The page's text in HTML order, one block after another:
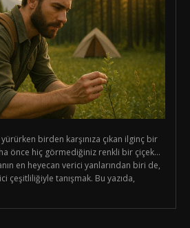
birden karşınıza çıkan ilginç bir
önce hiç görmediğiniz renkli bir çiçek…
en heyecan verici yanlarından biri de,
çeşitliliğiyle tanışmak. Bu yazıda,